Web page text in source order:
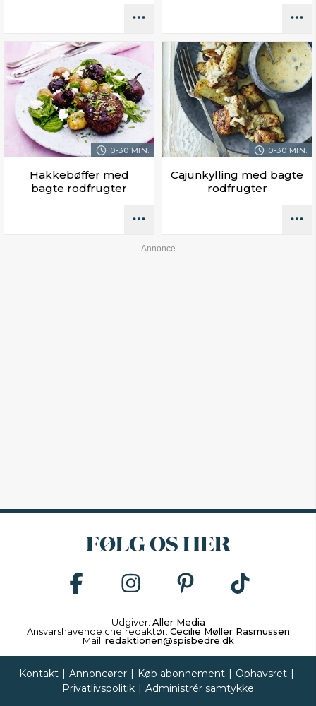
0-30 MIN.
Hakkebøffer med
bagte rodfrugter
0-30 MIN.
Cajunkylling med bagte
rodfrugter
FØLG OS HER
Udgiver: Aller Media
Ansvarshavende chefredaktør: Cecilie Møller Rasmussen
Mail: redaktionen@spisbedre.dk
Kontakt | Annoncører | Køb abonnement | Ophavsret |
Privatlivspolitik | Administrér samtykke